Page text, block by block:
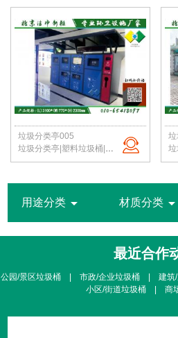
垃圾分类亭005
垃圾分类亭|塑料垃圾桶|户外垃圾站|公园垃圾桶|学校分类垃圾亭|北京垃圾桶厂家
垃圾分
用途分类arrow_drop_down 材质分类 arrow_drop_down
最近合作
公园/景区垃圾桶 | 市政/企业垃圾桶 | 建筑
小区/街道垃圾桶 | 商